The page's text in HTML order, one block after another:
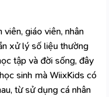
giáo viên, nhân
xử lý số liệu thường
tập và đời sống, đây
sinh mà WiixKids có
từ sử dụng cá nhân